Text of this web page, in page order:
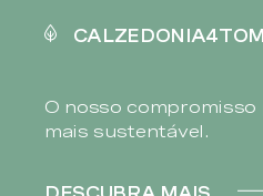
O nosso compromisso
mais sustentável.